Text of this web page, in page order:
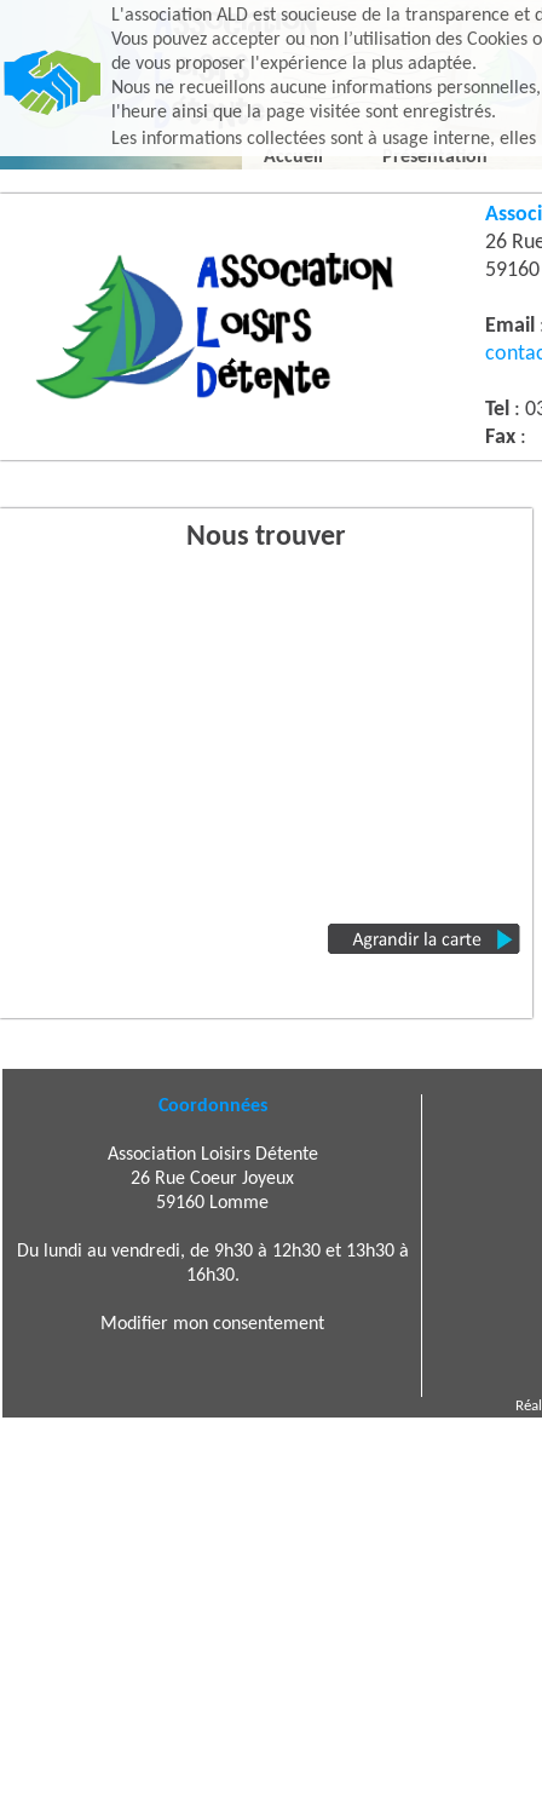
L'association ALD est soucieuse de la transparence et
Vous pouvez accepter ou non l’utilisation des
de vous proposer l'expérience la plus adaptée.
Nous ne recueillons aucune informations
l'heure ainsi que la page visitée sont enregistrés.
Les informations collectées sont à usage interne,
Accueil
Présentation
26
Email
Tel :
Fax :
Nous trouver
Coordonnées
Association Loisirs Détente
26 Rue Coeur Joyeux
59160 Lomme
Du lundi au vendredi, de 9h30 à 12h30 et 13h30 à
16h30.
Modifier mon consentement